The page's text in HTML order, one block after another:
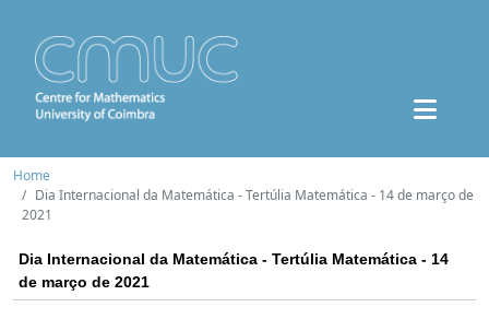
Home
Dia Internacional da Matemática - Tertúlia Matemática - 14 de março de
2021
Dia Internacional da Matemática - Tertúlia Matemática - 14
de março de 2021